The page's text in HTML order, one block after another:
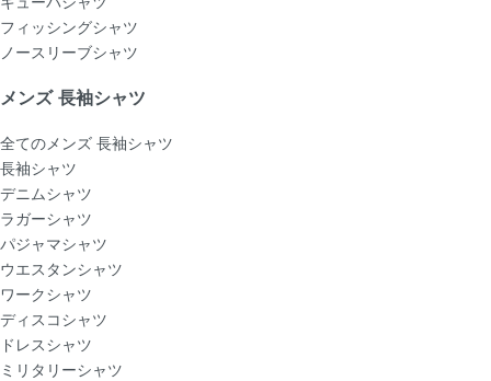
フィッシングシャツ
ノースリーブシャツ
メンズ 長袖シャツ
全てのメンズ 長袖シャツ
長袖シャツ
デニムシャツ
ラガーシャツ
パジャマシャツ
ウエスタンシャツ
ワークシャツ
ディスコシャツ
ドレスシャツ
ミリタリーシャツ